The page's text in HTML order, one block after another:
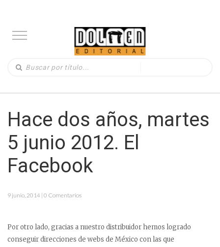
Hace dos años, martes
5 junio 2012. El
Facebook
9 junio, 2014 | 0 Comentarios
Por otro lado, gracias a nuestro distribuidor hemos logrado
conseguir direcciones de webs de México con las que